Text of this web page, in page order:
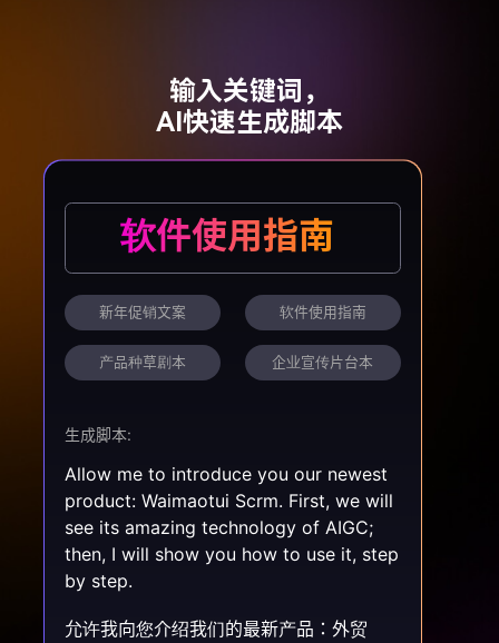
输入关键词，
AI快速生成脚本
软件使用指南
新年促销文案 软件使用指南
产品种草剧本 企业宣传片台本
生成脚本:
Allow me to introduce you our newest
product: Waimaotui Scrm. First, we will
see its amazing technology of AIGC;
then, I will show you how to use it, step
by step.
允许我向您介绍我们的最新产品：外贸